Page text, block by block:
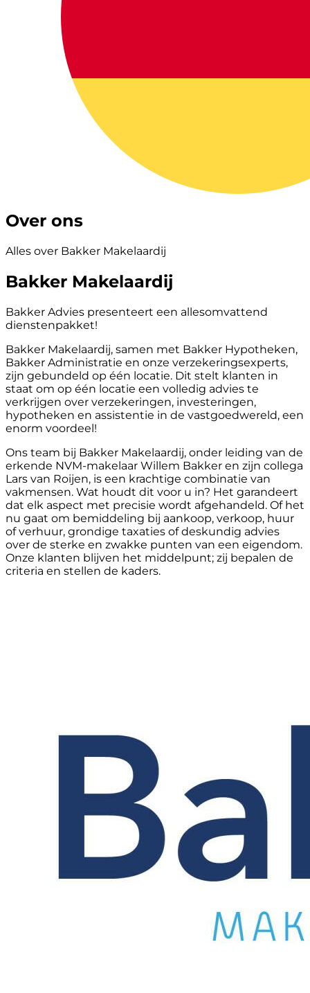
Over ons
Alles over Bakker Makelaardij
Bakker Makelaardij
Bakker Advies presenteert een allesomvattend
dienstenpakket!
Bakker Makelaardij, samen met Bakker Hypotheken,
Bakker Administratie en onze verzekeringsexperts,
zijn gebundeld op één locatie. Dit stelt klanten in
staat om op één locatie een volledig advies te
verkrijgen over verzekeringen, investeringen,
hypotheken en assistentie in de vastgoedwereld, een
enorm voordeel!
Ons team bij Bakker Makelaardij, onder leiding van de
erkende NVM-makelaar Willem Bakker en zijn collega
Lars van Roijen, is een krachtige combinatie van
vakmensen. Wat houdt dit voor u in? Het garandeert
dat elk aspect met precisie wordt afgehandeld. Of het
nu gaat om bemiddeling bij aankoop, verkoop, huur
of verhuur, grondige taxaties of deskundig advies
over de sterke en zwakke punten van een eigendom.
Onze klanten blijven het middelpunt; zij bepalen de
criteria en stellen de kaders.